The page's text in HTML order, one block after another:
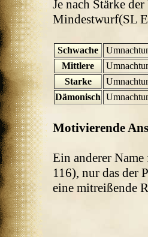
Je nach Stärke
Mindestwurf(SL
Schwache
Mittlere
Starke
Dämonisch
Motivierende
Ein anderer
116), nur das der
eine mitreißende